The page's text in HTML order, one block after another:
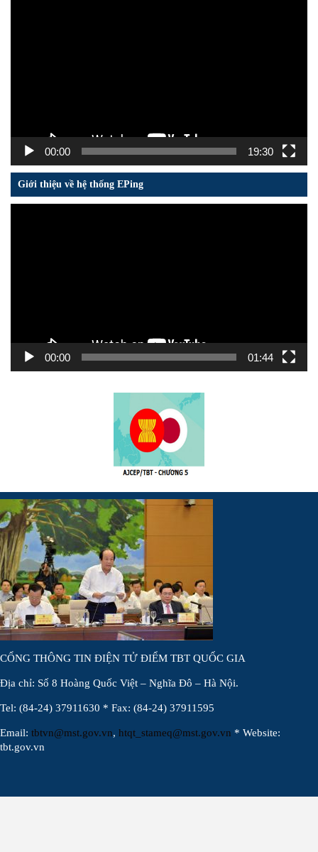
00:00 19:30
Giới thiệu về hệ thống EPing
00:00 01:44
CỔNG THÔNG TIN ĐIỆN TỬ ĐIỂM TBT QUỐC GIA
Địa chỉ: Số 8 Hoàng Quốc Việt – Nghĩa Đô – Hà Nội.
Tel: (84-24) 37911630 * Fax: (84-24) 37911595
Email: tbtvn@mst.gov.vn, htqt_stameq@mst.gov.vn * Website:
tbt.gov.vn